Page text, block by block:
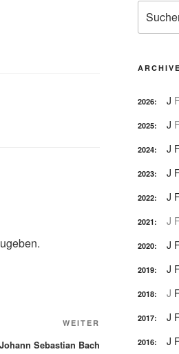
Nächster
WEITER
Johann Sebastian Bach
nach:
ARCHIVE
2026: J F
2025: J F
2024: J
2023: J
2022: J
2021: J F
2020: J
2019: J
2018: J
2017: J
2016: J